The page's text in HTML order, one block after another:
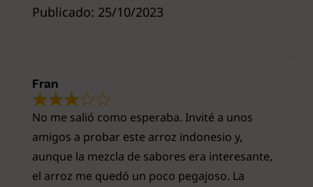
Publicado: 25/10/2023
No me salió como esperaba. Invité a unos
amigos a probar este arroz indonesio y,
aunque la mezcla de sabores era interesante,
el arroz me quedó un poco pegajoso. La
Fran